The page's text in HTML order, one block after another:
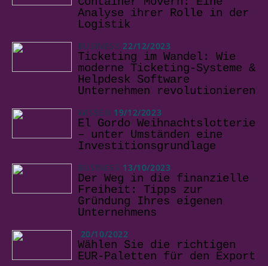
Analyse ihrer Rolle in der
Logistik
BUSINESS 22/12/2023
Ticketing im Wandel: Wie
moderne Ticketing-Systeme &
Helpdesk Software
Unternehmen revolutionieren
WISSEN 19/12/2023
El Gordo Weihnachtslotterie
– unter Umständen eine
Investitionsgrundlage
BUSINESS 13/10/2023
Der Weg in die finanzielle
Freiheit: Tipps zur
Gründung Ihres eigenen
Unternehmens
20/10/2022
Wählen Sie die richtigen
EUR-Paletten für den Export